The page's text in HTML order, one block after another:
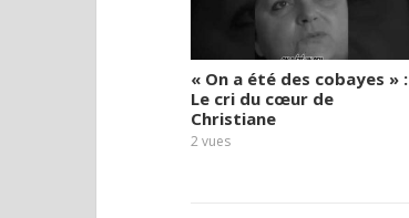
« On a été des cobayes » :
Le cri du cœur de
Christiane
2vues